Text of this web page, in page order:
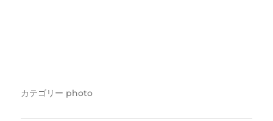
カテゴリー photo